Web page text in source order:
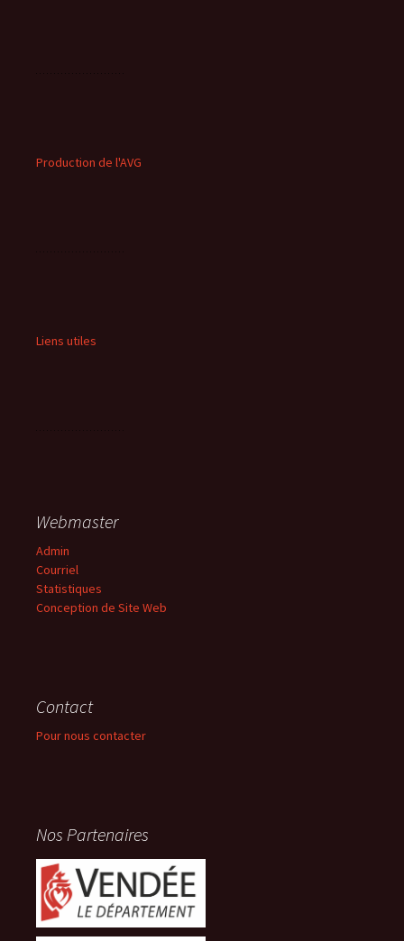
Production de l'AVG
Liens utiles
Webmaster
Admin
Courriel
Statistiques
Conception de Site Web
Contact
Pour nous contacter
Nos Partenaires